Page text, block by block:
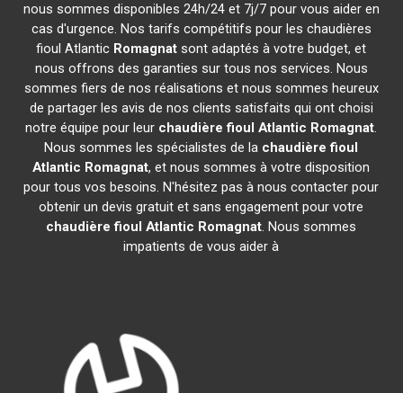
nous sommes disponibles 24h/24 et 7j/7 pour vous aider en
cas d'urgence. Nos tarifs compétitifs pour les chaudières
fioul Atlantic Romagnat sont adaptés à votre budget, et
nous offrons des garanties sur tous nos services. Nous
sommes fiers de nos réalisations et nous sommes heureux
de partager les avis de nos clients satisfaits qui ont choisi
notre équipe pour leur chaudière fioul Atlantic Romagnat.
Nous sommes les spécialistes de la chaudière fioul
Atlantic Romagnat, et nous sommes à votre disposition
pour tous vos besoins. N'hésitez pas à nous contacter pour
obtenir un devis gratuit et sans engagement pour votre
chaudière fioul Atlantic Romagnat. Nous sommes
impatients de vous aider à